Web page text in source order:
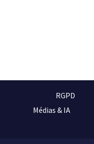
RGPD
Médias & IA